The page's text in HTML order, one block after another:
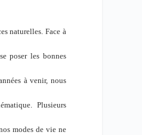
naturelles. Face à
poser les bonnes
à venir, nous
Plusieurs
modes de vie ne